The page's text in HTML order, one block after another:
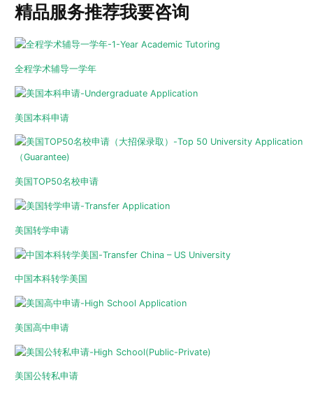
精品服务推荐我要咨询
全程学术辅导一学年
美国本科申请
美国TOP50名校申请
美国转学申请
中国本科转学美国
美国高中申请
美国公转私申请